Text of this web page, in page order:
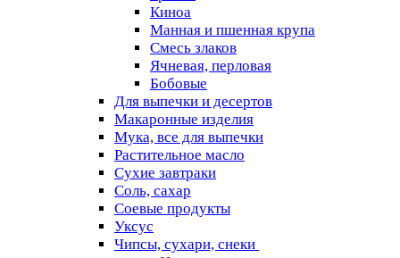
Киноа
Манная и пшенная крупа
Смесь злаков
Ячневая, перловая
Бобовые
Для выпечки и десертов
Макаронные изделия
Мука, все для выпечки
Растительное масло
Сухие завтраки
Соль, сахар
Соевые продукты
Уксус
Чипсы, сухари, снеки